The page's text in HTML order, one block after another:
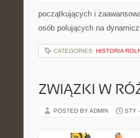
początkujących i
osób polujących na
CATEGORIES: HISTORIA
ZWIĄZKI W
POSTED BY ADMIN STY